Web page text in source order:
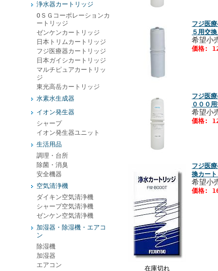
浄水器カートリッジ
ОＳＧコーポレーションカ
ートリッジ
ゼンケンカートリッジ
日本トリムカートリッジ
フジ医療器カートリッジ
日本ガイシカートリッジ
マルチピュアカートリッ
ジ
東光高岳カートリッジ
水素水生成器
イオン発生器
シャープ
イオン発生器ユニット
生活用品
調理・台所
除菌・消臭
安全機器
空気清浄機
ダイキン空気清浄機
シャープ空気清浄機
ゼンケン空気清浄機
加湿器・除湿機・エアコ
ン
除湿機
加湿器
エアコン
フジ医
５用交
希望
価格:
フジ医
０００
希望
価格:
在庫切れ
フジ医
換カー
希望
価格: